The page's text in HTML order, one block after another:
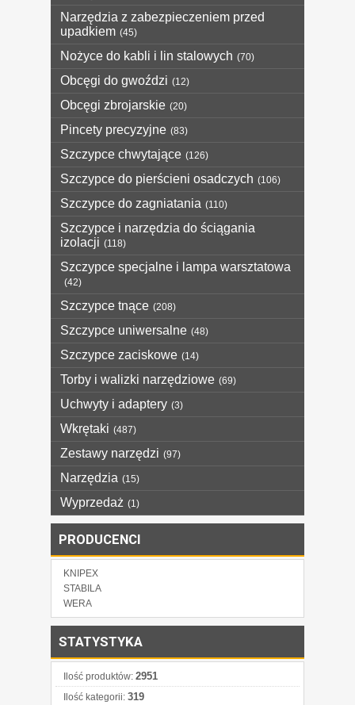
Narzędzia z zabezpieczeniem przed
upadkiem (45)
Nożyce do kabli i lin stalowych (70)
Obcęgi do gwoździ (12)
Obcęgi zbrojarskie (20)
Pincety precyzyjne (83)
Szczypce chwytające (126)
Szczypce do pierścieni osadczych (106)
Szczypce do zagniatania (110)
Szczypce i narzędzia do ściągania
izolacji (118)
Szczypce specjalne i lampa warsztatowa
(42)
Szczypce tnące (208)
Szczypce uniwersalne (48)
Szczypce zaciskowe (14)
Torby i walizki narzędziowe (69)
Uchwyty i adaptery (3)
Wkrętaki (487)
Zestawy narzędzi (97)
Narzędzia (15)
Wyprzedaż (1)
PRODUCENCI
KNIPEX
STABILA
WERA
STATYSTYKA
Ilość produktów: 2951
Ilość kategorii: 319